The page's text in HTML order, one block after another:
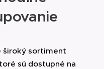
široký sortiment
sú dostupné na